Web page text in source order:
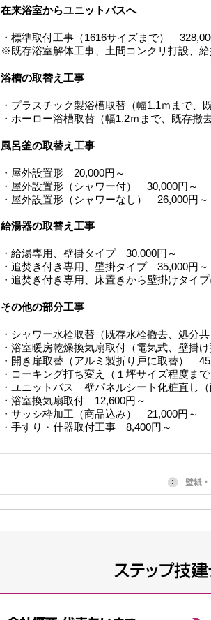
在来浴室からユニットバスへ
・標準取付工事（1616サイズまで）
※既存浴室解体工事、土間コンクリ打設、
浴槽の取替え工事
・プラスチック製浴槽取替（幅1.1ｍまで
・ホーロー浴槽取替（幅1.2ｍまで、既存
風呂釜の取替え工事
・屋外設置形 20,000円～
・屋外設置形（シャワー付） 30,000円～
・屋外設置形（シャワーなし） 26,000円～
給湯器の取替え工事
・給湯専用、壁掛タイプ 30,000円～
・追焚き付き専用、壁掛タイプ 35,000円～
・追焚き付き専用、床置きから壁掛けタイ
その他の部分工事
・シャワー水栓取替（既存水栓撤去、処分
・浴室暖房乾燥換気扇取付（電気式、壁掛
・開き扉取替（アルミ製折り戸に取替）
・コーキング打ち変え（１坪サイズ程度ま
・ユニットバス 壁パネルシート化粧直し
・浴室換気扇取付 12,600円～
・サッシ枠加工（商品込み） 21,000円～
・手すり・什器取付工事 8,400円～